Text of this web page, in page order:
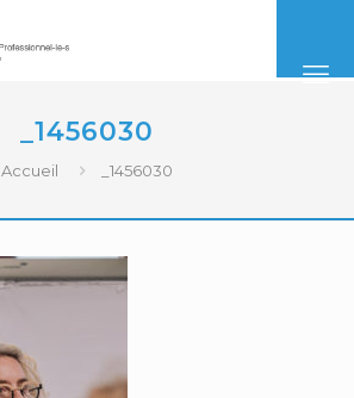
_1456030
Accueil _1456030